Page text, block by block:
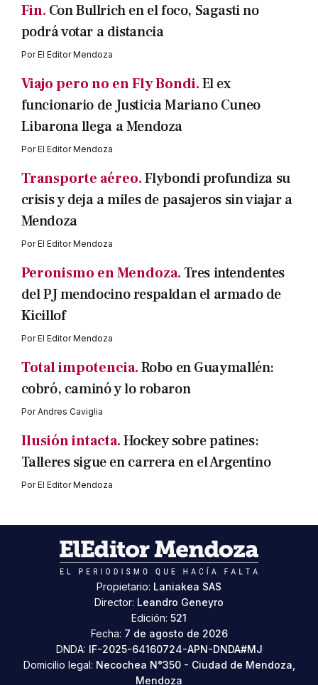
Fin. Con Bullrich en el foco, Sagasti no
podrá votar a distancia
PorEl Editor Mendoza
Viajo pero no en Fly Bondi.El ex
funcionario de Justicia Mariano Cuneo
Libarona llega a Mendoza
PorEl Editor Mendoza
Transporte aéreo.Flybondi profundiza su
crisis y deja a miles de pasajeros sin viajar a
Mendoza
PorEl Editor Mendoza
Peronismo en Mendoza. Tres intendentes
del PJ mendocino respaldan el armado de
Kicillof
PorEl Editor Mendoza
Total impotencia.Robo en Guaymallén:
cobró, caminó y lo robaron
PorAndres Caviglia
Ilusión intacta.Hockey sobre patines:
Talleres sigue en carrera en el Argentino
PorEl Editor Mendoza
Propietario: Laniakea SAS
Director: Leandro Geneyro
Edición: 521
Fecha: 7 de agosto de 2026
DNDA: IF-2025-64160724-APN-DNDA#MJ
Domicilio legal: Necochea N°350 - Ciudad de Mendoza,
Mendoza